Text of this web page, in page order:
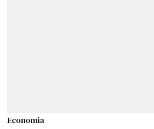
Economia